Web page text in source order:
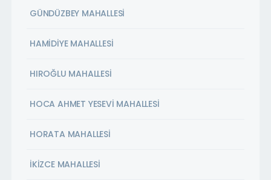
GÜNDÜZBEY MAHALLESİ
HAMİDİYE MAHALLESİ
HIROĞLU MAHALLESİ
HOCA AHMET YESEVİ MAHALLESİ
HORATA MAHALLESİ
İKİZCE MAHALLESİ